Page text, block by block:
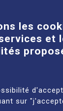
63118
les
et
sur